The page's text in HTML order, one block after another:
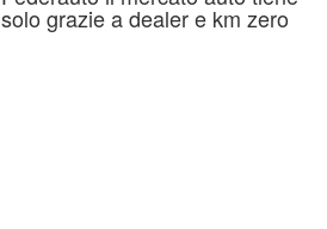
solo grazie a dealer e km zero